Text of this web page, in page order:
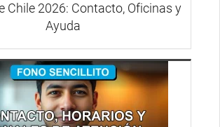
Chile 2026: Contacto, Oficinas y
Ayuda